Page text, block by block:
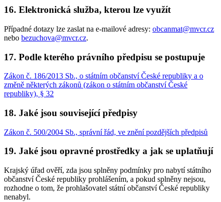
16. Elektronická služba, kterou lze využít
Případné dotazy lze zaslat na e-mailové adresy: obcanmat@mvcr.cz
nebo bezuchova@mvcr.cz.
17. Podle kterého právního předpisu se postupuje
Zákon č. 186/2013 Sb., o státním občanství České republiky a o
změně některých zákonů (zákon o státním občanství České
republiky), § 32
18. Jaké jsou související předpisy
Zákon č. 500/2004 Sb., správní řád, ve znění pozdějších předpisů
19. Jaké jsou opravné prostředky a jak se uplatňují
Krajský úřad ověří, zda jsou splněny podmínky pro nabytí státního
občanství České republiky prohlášením, a pokud splněny nejsou,
rozhodne o tom, že prohlašovatel státní občanství České republiky
nenabyl.